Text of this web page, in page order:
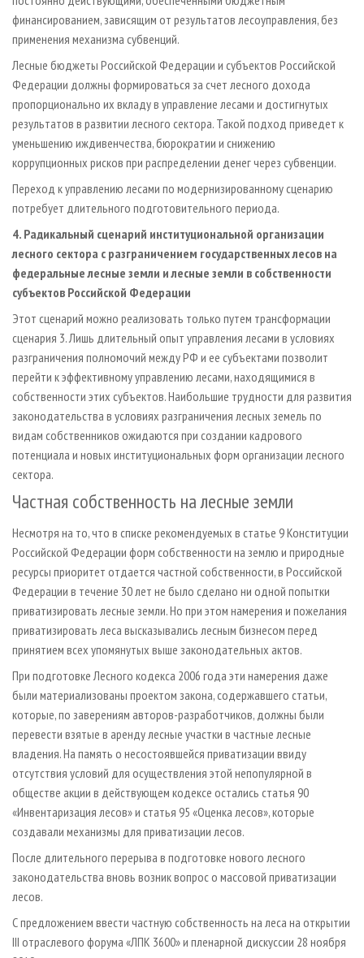
финансированием, зависящим от результатов лесоуправления, без
применения механизма субвенций.
Лесные бюджеты Российской Федерации и субъектов Российской
Федерации должны формироваться за счет лесного дохода
пропорционально их вкладу в управление лесами и достигнутых
результатов в развитии лесного сектора. Такой подход приведет к
уменьшению иждивенчества, бюрократии и снижению
коррупционных рисков при распределении денег через субвенции.
Переход к управлению лесами по модернизированному сценарию
потребует длительного подготовительного периода.
4. Радикальный сценарий институциональной организации
лесного сектора с разграничением государственных лесов на
федеральные лесные земли и лесные земли в собственности
субъектов Российской Федерации
Этот сценарий можно реализовать только путем трансформации
сценария 3. Лишь длительный опыт управления лесами в условиях
разграничения полномочий между РФ и ее субъектами позволит
перейти к эффективному управлению лесами, находящимися в
собственности этих субъектов. Наибольшие трудности для развития
законодательства в условиях разграничения лесных земель по
видам собственников ожидаются при создании кадрового
потенциала и новых институциональных форм организации лесного
сектора.
Частная собственность на лесные земли
Несмотря на то, что в списке рекомендуемых в статье 9 Конституции
Российской Федерации форм собственности на землю и природные
ресурсы приоритет отдается частной собственности, в Российской
Федерации в течение 30 лет не было сделано ни одной попытки
приватизировать лесные земли. Но при этом намерения и пожелания
приватизировать леса высказывались лесным бизнесом перед
принятием всех упомянутых выше законодательных актов.
При подготовке Лесного кодекса 2006 года эти намерения даже
были материализованы проектом закона, содержавшего статьи,
которые, по заверениям авторов-разработчиков, должны были
перевести взятые в аренду лесные участки в частные лесные
владения. На память о несостоявшейся приватизации ввиду
отсутствия условий для осуществления этой непопулярной в
обществе акции в действующем кодексе остались статья 90
«Инвентаризация лесов» и статья 95 «Оценка лесов», которые
создавали механизмы для приватизации лесов.
После длительного перерыва в подготовке нового лесного
законодательства вновь возник вопрос о массовой приватизации
лесов.
С предложением ввести частную собственность на леса на открытии
III отраслевого форума «ЛПК 3600» и пленарной дискуссии 28 ноября